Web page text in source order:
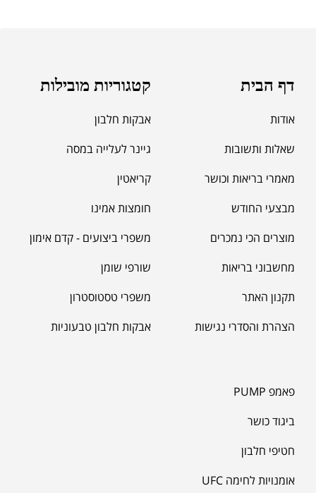
דף הבית
אודות
שאלות ותשובות
מאמרי בריאות וכושר
מבצעי החודש
מוצרים הכי נמכרים
מחשבוני בריאות
תקנון האתר
הצהרת והסדרי נגישות
קטגוריות מובילות
אבקות חלבון
גיינר לעלייה במסה
קריאטין
חומצות אמינו
משפרי ביצועים - קדם אימון
שורפי שומן
משפרי טסטוסטרון
אבקות חלבון טבעוניות
פאמפ PUMP
ביגוד כושר
חטיפי חלבון
אומנויות לחימה UFC